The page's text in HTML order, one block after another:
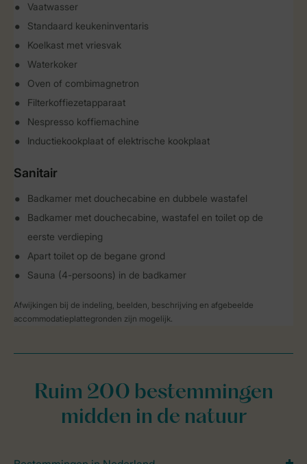
Vaatwasser
Standaard keukeninventaris
Koelkast met vriesvak
Waterkoker
Oven of combimagnetron
Filterkoffiezetapparaat
Nespresso koffiemachine
Inductiekookplaat of elektrische kookplaat
Sanitair
Badkamer met douchecabine en dubbele wastafel
Badkamer met douchecabine, wastafel en toilet op de
eerste verdieping
Apart toilet op de begane grond
Sauna (4-persoons) in de badkamer
Afwijkingen bij de indeling, beelden, beschrijving en afgebeelde
accommodatieplattegronden zijn mogelijk.
Ruim 200 bestemmingen
midden in de natuur